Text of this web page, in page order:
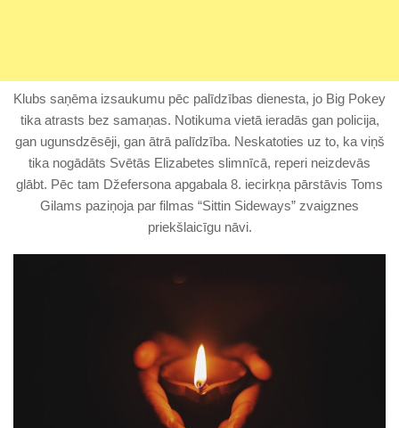
Klubs saņēma izsaukumu pēc palīdzības dienesta, jo Big Pokey
tika atrasts bez samaņas. Notikuma vietā ieradās gan policija,
gan ugunsdzēsēji, gan ātrā palīdzība. Neskatoties uz to, ka viņš
tika nogādāts Svētās Elizabetes slimnīcā, reperi neizdevās
glābt. Pēc tam Džefersona apgabala 8. iecirkņa pārstāvis Toms
Gilams paziņoja par filmas “Sittin Sideways” zvaigznes
priekšlaicīgu nāvi.